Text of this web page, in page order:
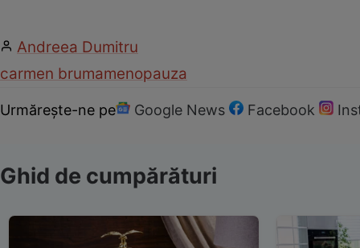
Andreea Dumitru
carmen brumamenopauza
Urmărește-ne pe Google News Facebook
Ghid de cumpărături